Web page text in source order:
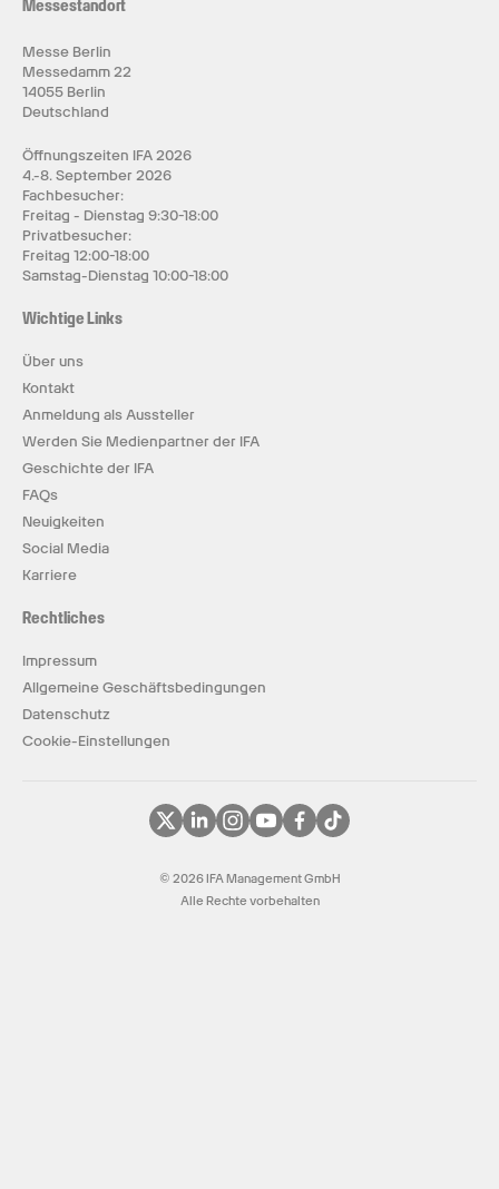
Messestandort
Messe Berlin
Messedamm 22
14055 Berlin
Deutschland
Öffnungszeiten IFA 2026
4.-8. September 2026
Fachbesucher:
Freitag - Dienstag 9:30-18:00
Privatbesucher:
Freitag 12:00-18:00
Samstag-Dienstag 10:00-18:00
Wichtige Links
Über uns
Kontakt
Anmeldung als Aussteller
Werden Sie Medienpartner der IFA
Geschichte der IFA
FAQs
Neuigkeiten
Social Media
Karriere
Rechtliches
Impressum
Allgemeine Geschäftsbedingungen
Datenschutz
Cookie-Einstellungen
© 2026 IFA Management GmbH
Alle Rechte vorbehalten